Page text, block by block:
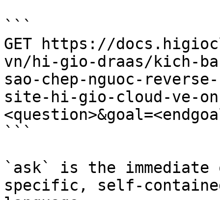
```
GET https://
vn/hi-gio-draas/kich-
sao-chep-nguoc-
site-hi-gio-cloud-ve-on-
```
`ask` is the
specific, self-